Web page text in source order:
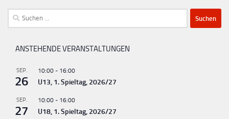
Suchen
nach:
ANSTEHENDE VERANSTALTUNGEN
SEP.
26
10:00 - 16:00
U13, 1. Spieltag, 2026/27
SEP.
27
10:00 - 16:00
U18, 1. Spieltag, 2026/27